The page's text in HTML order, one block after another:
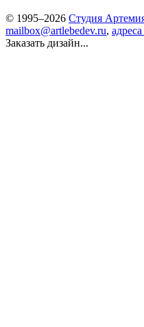
© 1995–2026 Студия
mailbox@artlebedev.ru,
Заказать дизайн...